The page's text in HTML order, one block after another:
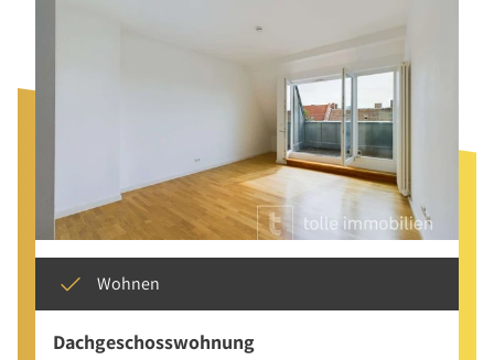
Wohnen
Dachgeschosswohnung